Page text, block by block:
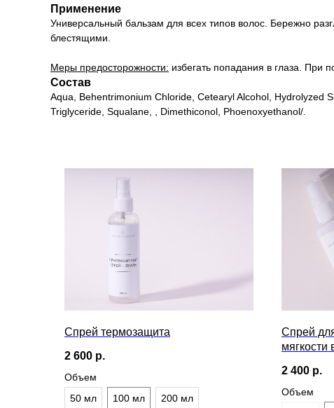
Применение
Универсальный бальзам для всех типов волос. Бережно
блестящими.
Меры предосторожности: избегать попадания в глаза. При
Состав
Aqua, Behentrimonium Chloride, Cetearyl Alcohol, Hydrolyzed
Triglyceride, Squalane, , Dimethiconol, Phoenoxyethanol/.
Спрей термозащита
2 600 р.
Объем
50 мл
100 мл 200 мл
Спрей
мягкости
2 400 р.
Объем